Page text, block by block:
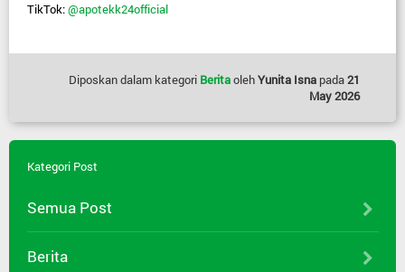
TikTok: @apotekk24official
Diposkan dalam kategori BeritaolehYunita Isna pada21
May 2026
Kategori Post
Semua Post
Berita